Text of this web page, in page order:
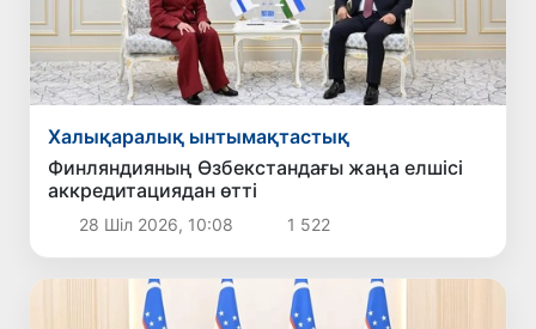
Халықаралық ынтымақтастық
Финляндияның Өзбекстандағы жаңа елшісі
аккредитациядан өтті
28 Шіл 2026, 10:08 1 522